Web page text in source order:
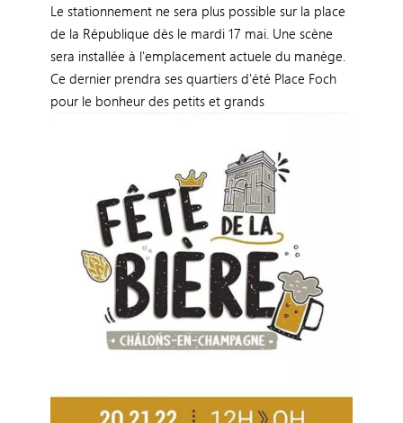
Le stationnement ne sera plus possible sur la place
de la République dès le mardi 17 mai. Une scène
sera installée à l'emplacement actuele du manège.
Ce dernier prendra ses quartiers d'été Place Foch
pour le bonheur des petits et grands